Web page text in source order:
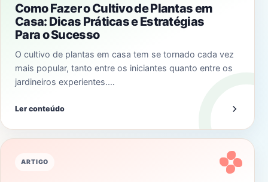
Como Fazer o Cultivo de Plantas em
Casa: Dicas Práticas e Estratégias
Para o Sucesso
O cultivo de plantas em casa tem se tornado cada vez
mais popular, tanto entre os iniciantes quanto entre os
jardineiros experientes.…
Ler conteúdo
ARTIGO